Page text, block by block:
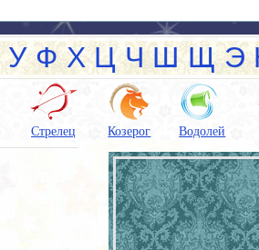
У Ф Х Ц Ч Ш Щ Э
Стрелец Козерог Водолей